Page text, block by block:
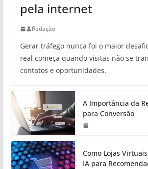
pela internet
Redação
Gerar tráfego nunca foi o maior
real começa quando visitas não se
contatos e oportunidades.
A Importância da
para Conversão
Como Lojas
IA para